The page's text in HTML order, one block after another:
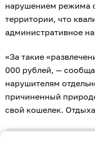
нарушением режима
территории, что
административное
«За такие
000 рублей, —
нарушителям
причиненный
свой кошелек.